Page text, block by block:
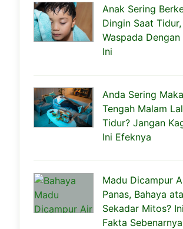
Anak Sering
Dingin Saat Tidur,
Waspada Dengan
Ini
Anda Sering
Tengah Malam
Tidur? Jangan
Ini Efeknya
Madu Dicampur
Panas, Bahaya
Sekadar Mitos? Ini
Fakta Sebenarnya